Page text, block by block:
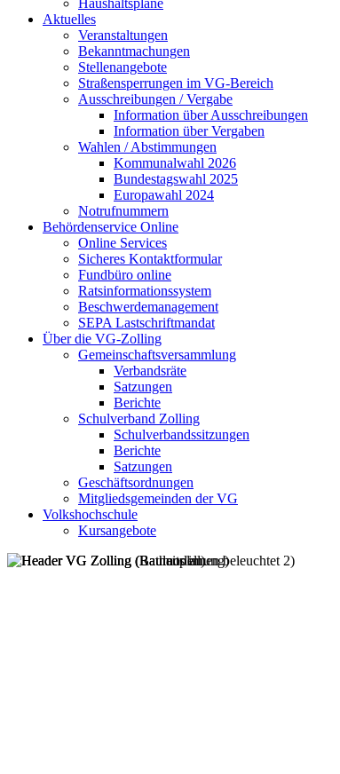
Haushaltspläne
Aktuelles
Veranstaltungen
Bekanntmachungen
Stellenangebote
Straßensperrungen im VG-Bereich
Ausschreibungen / Vergabe
Information über Ausschreibungen
Information über Vergaben
Wahlen / Abstimmungen
Kommunalwahl 2026
Bundestagswahl 2025
Europawahl 2024
Notrufnummern
Behördenservice Online
Online Services
Sicheres Kontaktformular
Fundbüro online
Ratsinformationssystem
Beschwerdemanagement
SEPA Lastschriftmandat
Über die VG-Zolling
Gemeinschaftsversammlung
Verbandsräte
Satzungen
Berichte
Schulverband Zolling
Schulverbandssitzungen
Berichte
Satzungen
Geschäftsordnungen
Mitgliedsgemeinden der VG
Volkshochschule
Kursangebote